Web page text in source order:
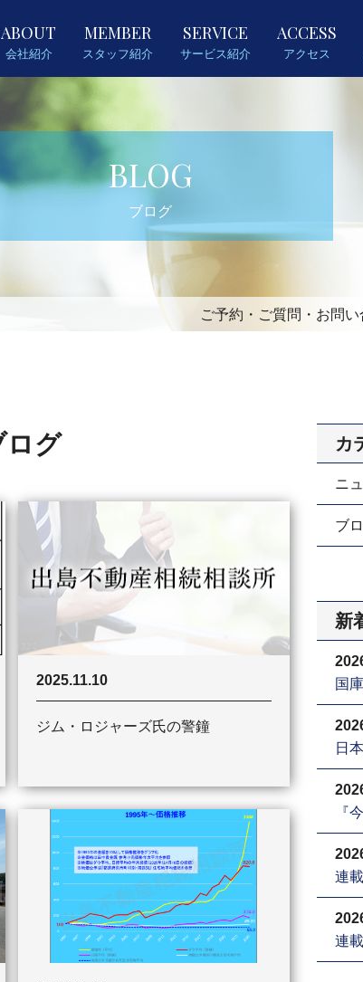
ABOUT
会社紹介
MEMBER
スタッフ紹介
SERVICE
サービス紹介
ACCESS
アクセス
BLOG
ブログ
ご予約・ご質問・お問
ログ
2025.11.10
ジム・ロジャーズ氏の警鐘
カ
ニ
ブ
新
国
日
『
連
連